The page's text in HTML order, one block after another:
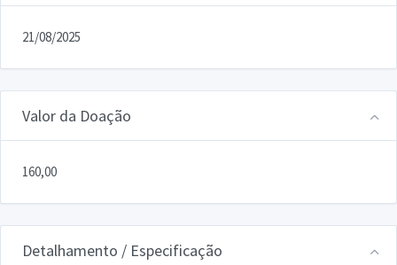
21/08/2025
Valor da Doação
160,00
Detalhamento / Especificação